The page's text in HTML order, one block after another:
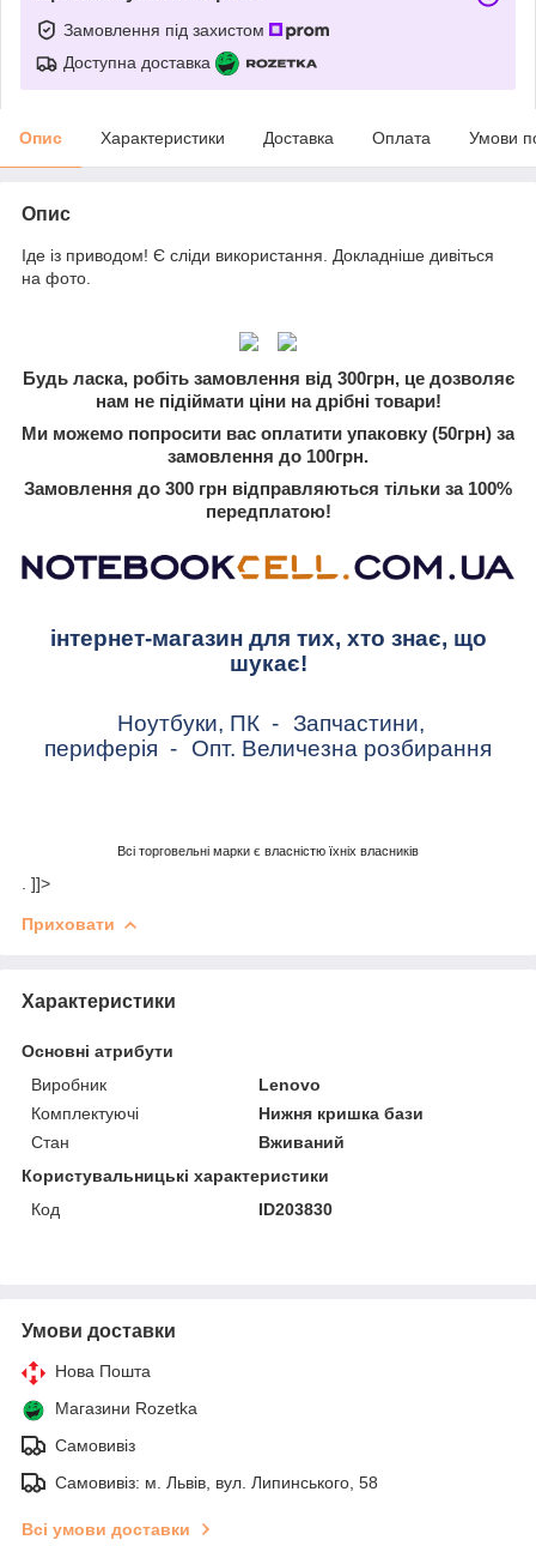
Замовлення під захистом
Доступна доставка
Опис Характеристики Доставка Оплата Умови
Опис
Іде із приводом! Є сліди використання. Докладніше дивіться
на фото.
Будь ласка, робіть замовлення від 300грн, це дозволяє
нам не підіймати ціни на дрібні товари!
Ми можемо попросити вас оплатити упаковку (50грн) за
замовлення до 100грн.
Замовлення до 300 грн відправляються тільки за 100%
передплатою!
інтернет-магазин для тих, хто знає, що
шукає!
Ноутбуки, ПК - Запчастини,
периферія - Опт. Величезна розбирання
Всі торговельні марки є власністю їхніх власників
. ]]>
Приховати
Характеристики
Основні атрибути
Виробник
Lenovo
Комплектуючі
Нижня кришка бази
Стан
Вживаний
Користувальницькі характеристики
Код
ID203830
Умови доставки
Нова Пошта
Магазини Rozetka
Самовивіз
Самовивіз: м. Львів, вул. Липинського, 58
Всі умови доставки